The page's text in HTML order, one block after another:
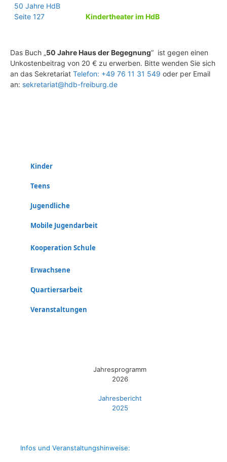
Kindertheater im HdB
Das Buch „50 Jahre Haus der Begegnung“ ist gegen einen
Unkostenbeitrag von 20 € zu erwerben. Bitte wenden Sie sich
an das Sekretariat Telefon: +49 76 11 31 549 oder per Email
an: sekretariat@hdb-freiburg.de
Kinder
Teens
Jugendliche
Mobile Jugendarbeit
Kooperation Schule
Erwachsene
Quartiersarbeit
Veranstaltungen
Jahresprogramm
2026
Jahresbericht
2025
Infos und Veranstaltungshinweise: